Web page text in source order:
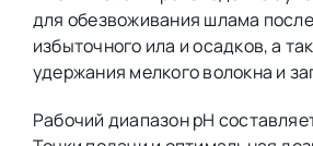
для обезвоживания шлама
избыточного ила и осадков, а
удержания мелкого волокна и
Рабочий диапазон pH